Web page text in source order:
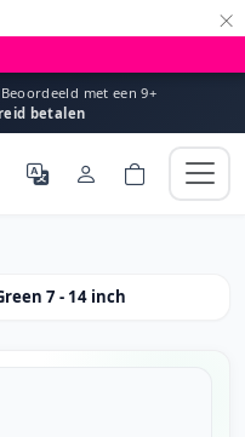
×
Beoordeeld met een 9+
betalen
7 - 14 inch